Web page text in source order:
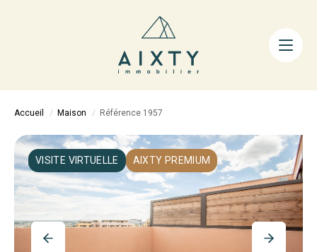
ACHETER
LA MÉTHODE
AIXTY & VOUS
Nos Agences
Nos Équipes
Accueil Maison Référence 1957
VISITE VIRTUELLE AIXTY PREMIUM